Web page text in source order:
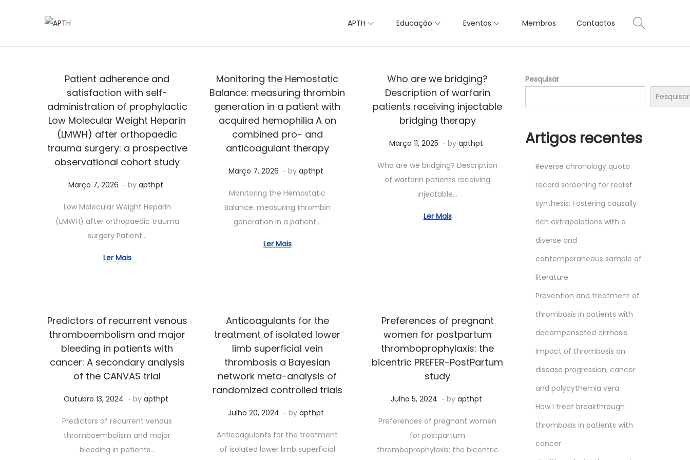
APTH Educação Eventos Membros Contactos
Patient adherence and
satisfaction with self-
administration of prophylactic
Low Molecular Weight Heparin
(LMWH) after orthopaedic
trauma surgery: a prospective
observational cohort study
Posted on
Março 7, 2026 J
n
h
o
7
. by apthpt
Low Molecular Weight Heparin
(LMWH) after orthopaedic trauma
surgery Patient…
Ler Mais
Monitoring the Hemostatic
Balance: measuring thrombin
generation in a patient with
acquired hemophilia A on
combined pro- and
anticoagulant therapy
Posted on
Março 7, 2026 J
n
h
o
7
. by apthpt
Monitoring the Hemostatic
Balance: measuring thrombin
generation in a patient…
Ler Mais
Who are we bridging?
Description of warfarin
patients receiving injectable
bridging therapy
Posted on
Março 11, 2025 J
n
h
o
3
. by apthpt
Who are we bridging? Description
of warfarin patients receiving
injectable…
Ler Mais
Predictors of recurrent venous
thromboembolism and major
bleeding in patients with
cancer: A secondary analysis
of the CANVAS trial
Posted on
Outubro 13, 2024 M
i
o
2
. by apthpt
Predictors of recurrent venous
thromboembolism and major
bleeding in patients…
Anticoagulants for the
treatment of isolated lower
limb superficial vein
thrombosis a Bayesian
network meta-analysis of
randomized controlled trials
Posted on
Julho 20, 2024 S
t
e
. by apthpt
Anticoagulants for the treatment
of isolated lower limb superficial
Preferences of pregnant
women for postpartum
thromboprophylaxis: the
bicentric PREFER-PostPartum
study
Posted on
Julho 5, 2024 S
t
e
m
. by apthpt
Preferences of pregnant women
for postpartum
thromboprophylaxis: the bicentric
Pesquisar
Pesquisar
Artigos recentes
Reverse chronology quota
record screening for realist
synthesis: Fostering causally
rich extrapolations with a
diverse and
contemporaneous sample of
literature
Prevention and treatment of
thrombosis in patients with
decompensated cirrhosis
Impact of thrombosis on
disease progression, cancer
and polycythemia vera
How I treat breakthrough
thrombosis in patients with
cancer